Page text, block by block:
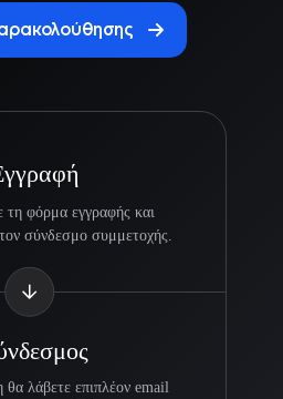
φόρμα εγγραφής και
σύνδεσμο συμμετοχής.
θα λάβετε επιπλέον email